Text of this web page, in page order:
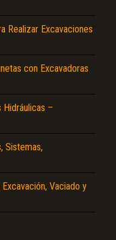
Realizar Excavaciones
con Excavadoras
Hidráulicas –
Sistemas,
Vaciado y
el contenido.
son erróneos.
contenido.